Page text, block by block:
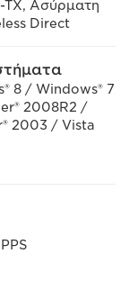
TX, Ασύρματη
Direct
8 / Windows® 7
2008R2 /
2003 / Vista